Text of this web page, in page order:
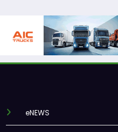
eNEWS